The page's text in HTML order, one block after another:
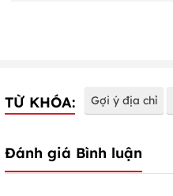
TỪ KHÓA: Gợi ý địa chỉ
Đánh giá Bình luận